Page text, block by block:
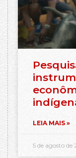
LEIA MAIS »
5 de agosto de